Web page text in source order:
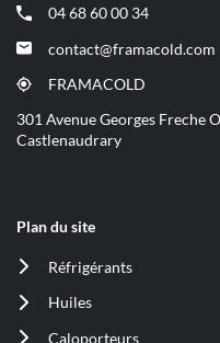
04 68 60 00 34
(ouvre
dans
nouvelle
contact@framacold.com
(ouvre
dans
nouvelle
fenêtre)
FRAMACOLD
(ouvre
dans
une
301 Avenue Georges Freche
Castlenaudrary
Plan du site
Réfrigérants
(ouvre
dans
nouvelle
Huiles
(ouvre
dans Caloporteurs